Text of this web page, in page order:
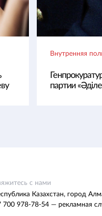
Внутренняя
партии
с нами
Казахстан, город
700 978-78-54 — рекламная